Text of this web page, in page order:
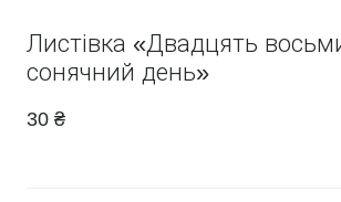
Листівка «Двадцять
сонячний день»
30 ₴